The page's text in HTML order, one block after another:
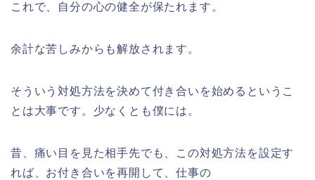
これで、自分の心の健全が保たれます。
余計な苦しみからも解放されます。
そういう対処方法を決めて付き合いを始めるというこ
とは大事です。少なくとも僕には。
昔、痛い目を見た相手先でも、この対処方法を設定す
れば、お付き合いを再開して、仕事の